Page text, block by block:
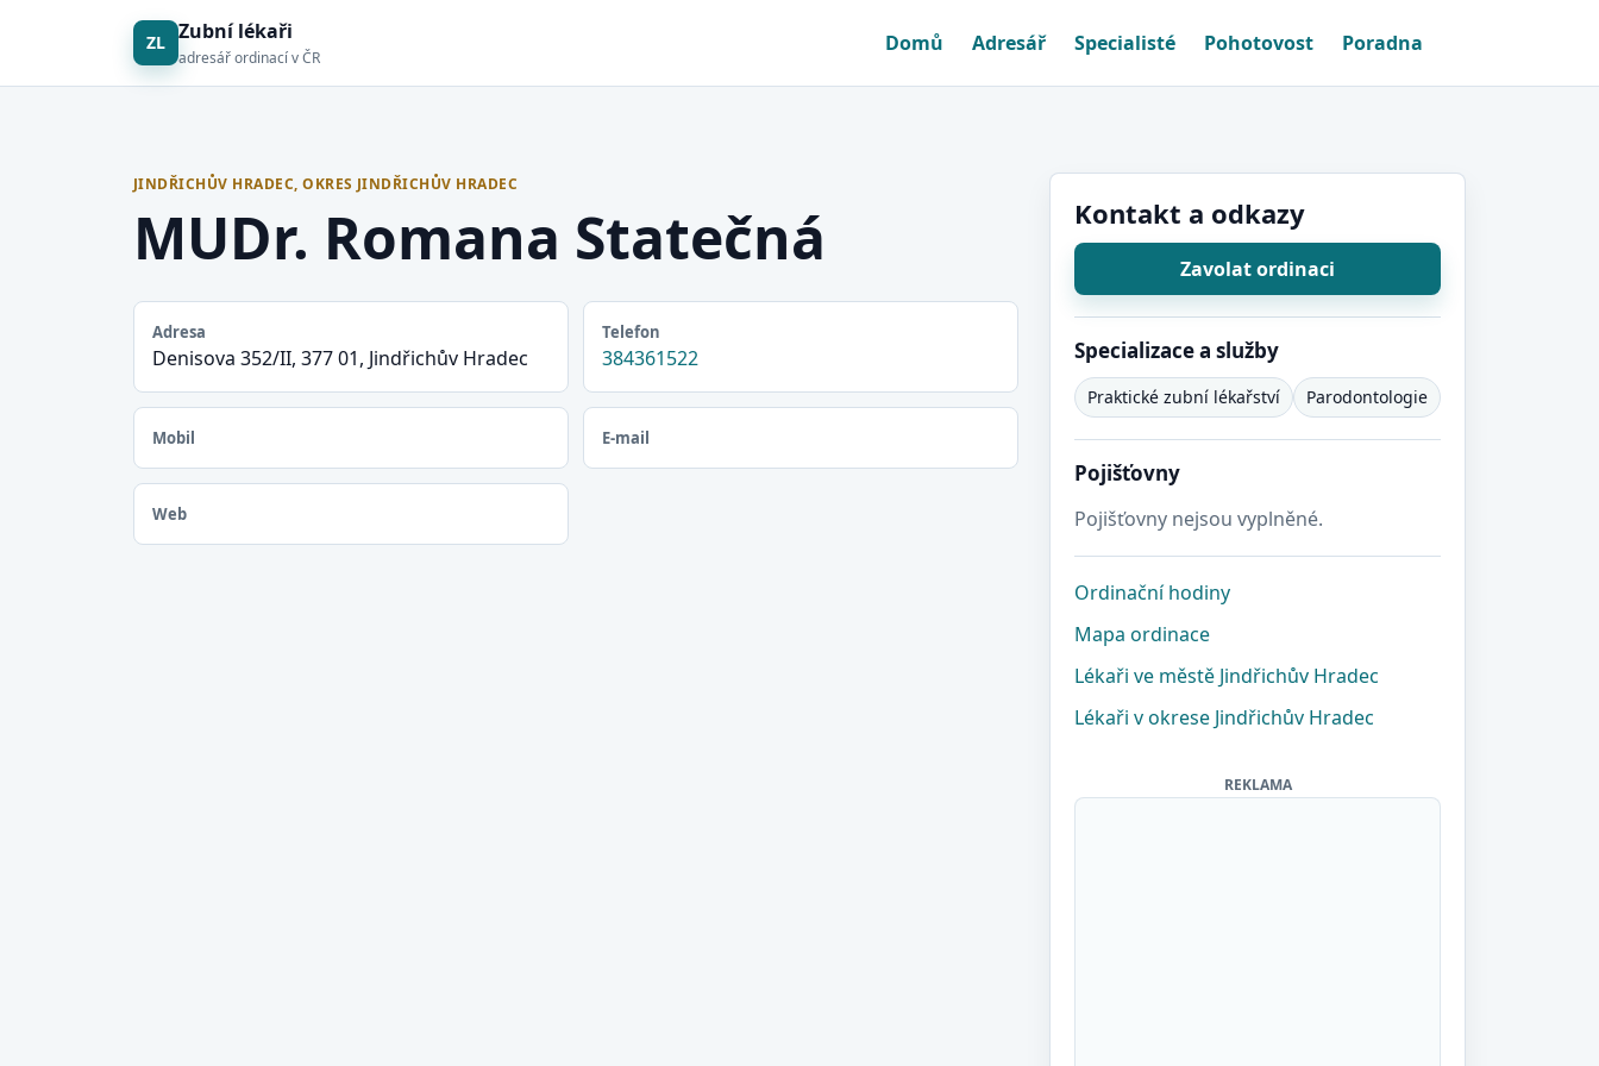
ZL Zubní lékaři
adresář ordinací v ČR
Domů Adresář Specialisté Pohotovost Poradna
JINDŘICHŮV HRADEC, OKRES JINDŘICHŮV HRADEC
MUDr. Romana Statečná
Adresa
Denisova 352/II, 377 01, Jindřichův Hradec
Telefon
384361522
Mobil E-mail
Web
Kontakt a odkazy
Zavolat ordinaci
Specializace a služby
Praktické zubní lékařství Parodontologie
Pojišťovny
Pojišťovny nejsou vyplněné.
Ordinační hodiny
Mapa ordinace
Lékaři ve městě Jindřichův Hradec
Lékaři v okrese Jindřichův Hradec
REKLAMA